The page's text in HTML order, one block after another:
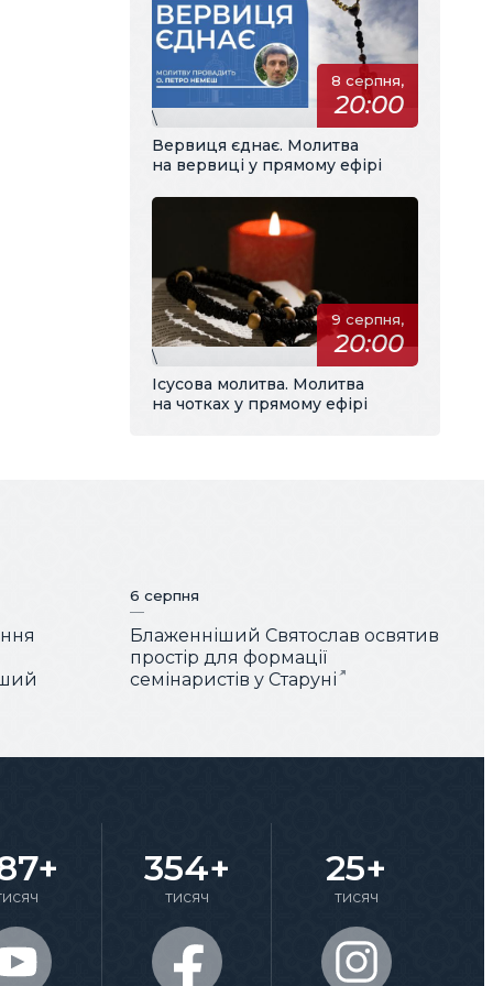
8 серпня,
20:00
\
Вервиця єднає. Молитва
на вервиці у прямому ефірі
9 серпня,
20:00
\
Ісусова молитва. Молитва
на чотках у прямому ефірі
6 серпня
Блаженніший Святослав освятив
простір для формації
семінаристів у Старуні
354+
тисяч
25+
тисяч